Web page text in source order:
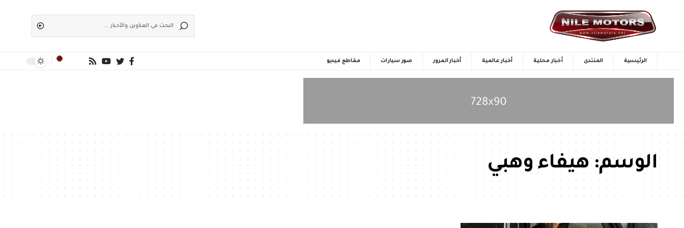
الرئيسية المنتدى أخبار محلية أخبار عالمية أخبار المرور صور سيارات مقاطع فيديو
الوسم:هيفاء وهبي